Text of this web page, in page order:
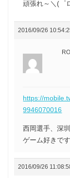
頑張れ～＼(゜
2016/09/26
https://
9946070016
西岡選手、深
ゲーム好きで
2016/09/26